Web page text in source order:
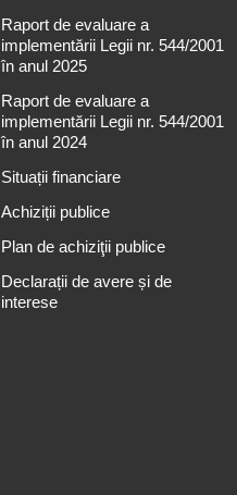
Raport de evaluare a
implementării Legii nr. 544/2001
în anul 2025
Raport de evaluare a
implementării Legii nr. 544/2001
în anul 2024
Situații financiare
Achiziții publice
Plan de achiziţii publice
Declarații de avere și de
interese